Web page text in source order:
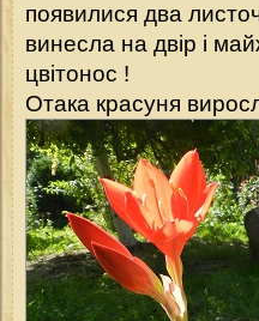
появилися два
винесла на двір і
цвітонос !
Отака красуня